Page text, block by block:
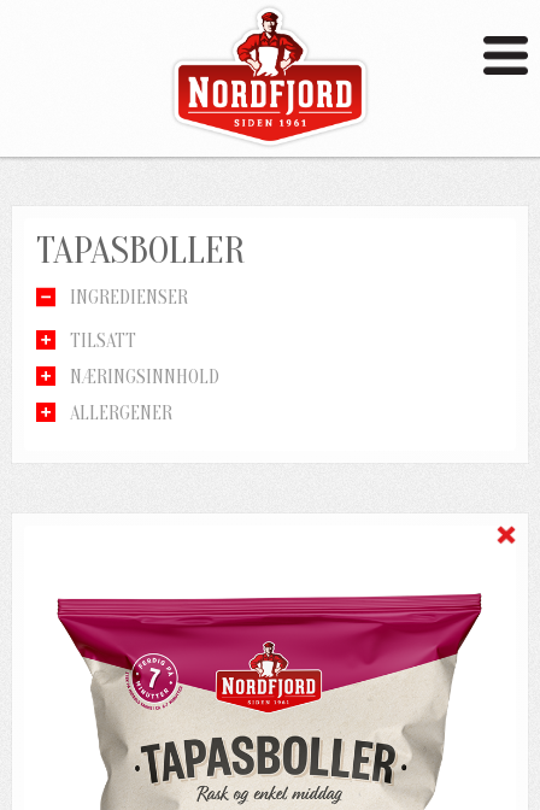
TAPASBOLLER
INGREDIENSER
TILSATT
NÆRINGSINNHOLD
ALLERGENER